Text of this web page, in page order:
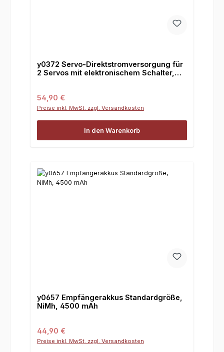
y0372 Servo-Direktstromversorgung für
2 Servos mit elektronischem Schalter,
Regulärer Preis:
54,90 €
Preise inkl. MwSt. zzgl. Versandkosten
In den Warenkorb
y0657 Empfängerakkus Standardgröße,
NiMh, 4500 mAh
Regulärer Preis:
44,90 €
Preise inkl. MwSt. zzgl. Versandkosten